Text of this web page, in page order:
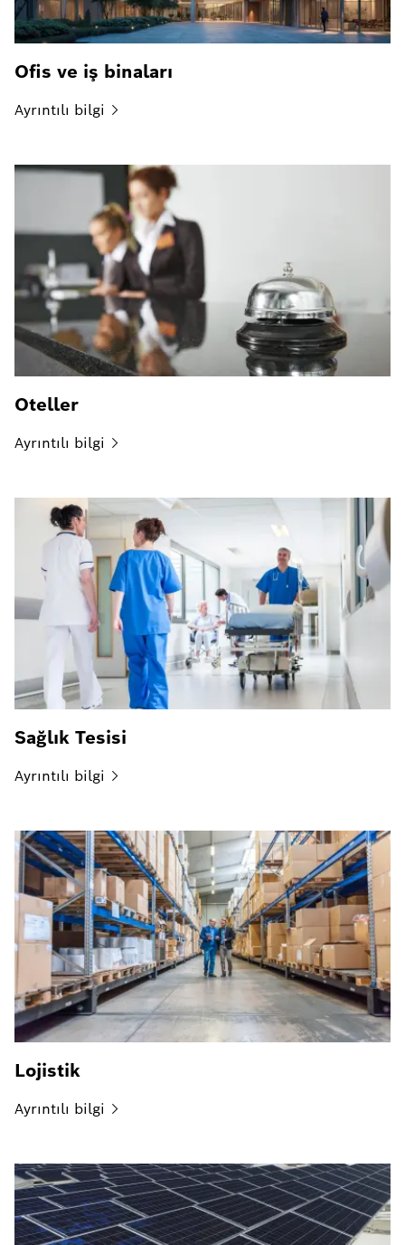
Ofis ve iş binaları
Ayrıntılı bilgi
Oteller
Ayrıntılı bilgi
Sağlık Tesisi
Ayrıntılı bilgi
Lojistik
Ayrıntılı bilgi